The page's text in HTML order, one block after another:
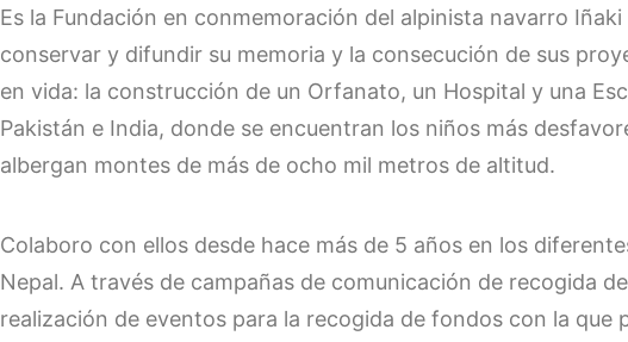
Es la Fundación en conmemoración del alpinista navarro
conservar y difundir su memoria y la consecución de sus
en vida: la construcción de un Orfanato, un Hospital y una
Pakistán e India, donde se encuentran los niños más
albergan montes de más de ocho mil metros de altitud.
Colaboro con ellos desde hace más de 5 años en los
Nepal. A través de campañas de comunicación de recogida
realización de eventos para la recogida de fondos con la que